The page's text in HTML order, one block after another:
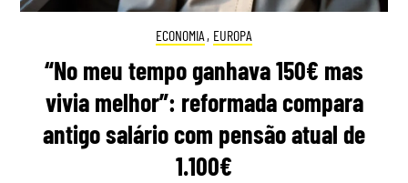
ECONOMIA , EUROPA
“No meu tempo ganhava 150€ mas
vivia melhor”: reformada compara
antigo salário com pensão atual de
1.100€